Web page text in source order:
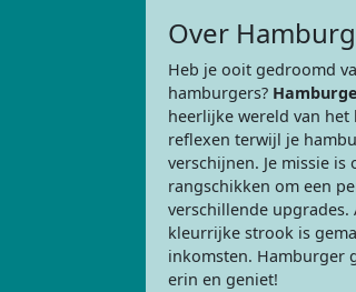
Over
Heb je ooit gedroomd
hamburgers?
heerlijke wereld van
reflexen terwijl je
verschijnen. Je missie
rangschikken om een
verschillende
kleurrijke strook is
inkomsten. Hamburger
erin en geniet!